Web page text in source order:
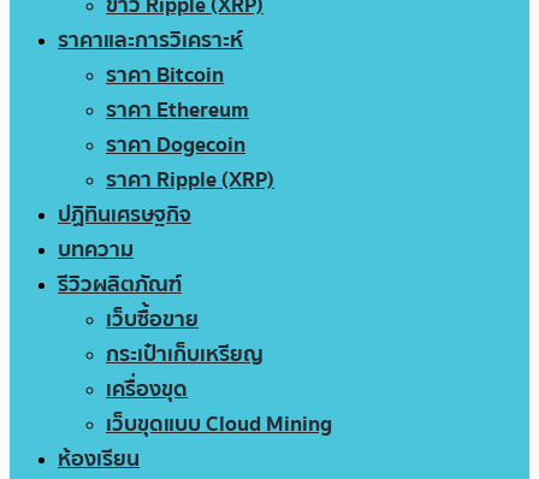
ราคาและการวิเคราะห์
ราคา Bitcoin
ราคา Ethereum
ราคา Dogecoin
ราคา Ripple (XRP)
ปฏิทินเศรษฐกิจ
บทความ
รีวิวผลิตภัณฑ์
เว็บซื้อขาย
กระเป๋าเก็บเหรียญ
เครื่องขุด
เว็บขุดแบบ Cloud Mining
ห้องเรียน